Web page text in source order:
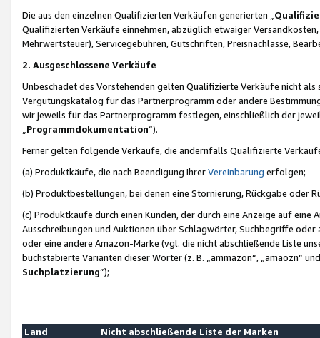
Die aus den einzelnen Qualifizierten Verkäufen generierten „
Qualifizierten Verkäufe einnehmen, abzüglich etwaiger
Mehrwertsteuer), Servicegebühren, Gutschriften, Preisnachlässe,
2. Ausgeschlossene Verkäufe
Unbeschadet des Vorstehenden gelten Qualifizierte Verkäufe nicht
Vergütungskatalog für das Partnerprogramm oder andere
wir jeweils für das Partnerprogramm festlegen, einschließlich der
Programmdokumentation“).
Ferner gelten folgende Verkäufe, die andernfalls Qualifizierte
(a) Produktkäufe, die nach Beendigung IhrerVereinbarung erfolgen;
(b) Produktbestellungen, bei denen eine Stornierung, Rückgabe oder
(c) Produktkäufe durch einen Kunden, der durch eine Anzeige auf
Ausschreibungen und Auktionen über Schlagwörter, Suchbegriffe
oder eine andere Amazon-Marke (vgl. die nicht abschließende Liste
buchstabierte Varianten dieser Wörter (z. B. „ammazon“, „amaozn“
Suchplatzierung”);
Land
Nicht abschließende Liste der Marken